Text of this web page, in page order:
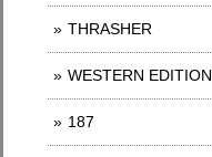
THRASHER
WESTERN EDITION
187